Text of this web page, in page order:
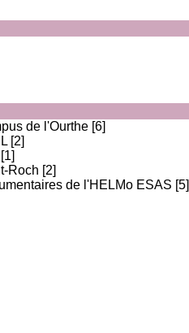
de l'Ourthe [6]
[2]
[1]
Roch [2]
de l'HELMo ESAS [5]